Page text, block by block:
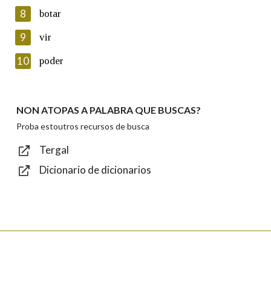
Lin e acepto as condicións da política de
Introduce o código que aparece na imaxe:
Texto de verificación
8 botar
9 vir
10 poder
NON ATOPAS A PALABRA QUE BUSCAS?
Proba estoutros recursos de busca
Tergal
Dicionario de dicionarios